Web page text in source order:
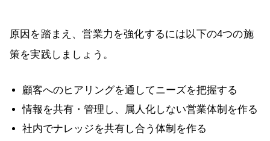
原因を踏まえ、営業力を強化するには以下の4つの施
策を実践しましょう。
顧客へのヒアリングを通してニーズを把握する
情報を共有・管理し、属人化しない営業体制を作る
社内でナレッジを共有し合う体制を作る